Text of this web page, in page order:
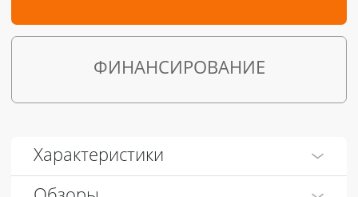
ФИНАНСИРОВАНИЕ
Характеристики